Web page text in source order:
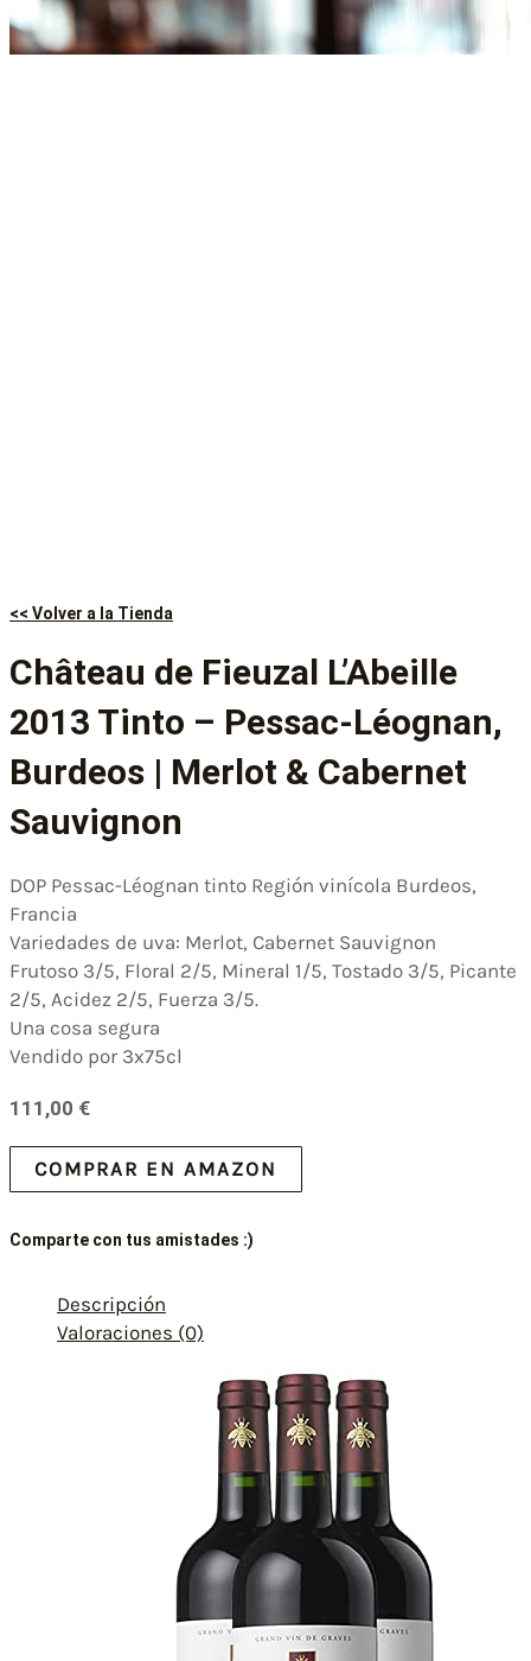
<< Volver a la Tienda
Château de Fieuzal L’Abeille
2013 Tinto – Pessac-Léognan,
Burdeos | Merlot & Cabernet
Sauvignon
DOP Pessac-Léognan tinto Región vinícola Burdeos,
Francia
Variedades de uva: Merlot, Cabernet Sauvignon
Frutoso 3/5, Floral 2/5, Mineral 1/5, Tostado 3/5, Picante
2/5, Acidez 2/5, Fuerza 3/5.
Una cosa segura
Vendido por 3x75cl
111,00 €
COMPRAR EN AMAZON
Comparte con tus amistades :)
Descripción
Valoraciones (0)